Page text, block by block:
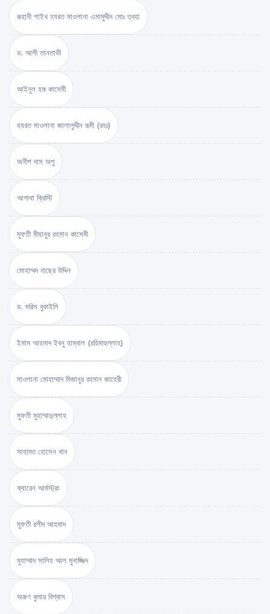
রূহানী শাইখ হযরত মাওলানা এমামুদ্দীন মোঃ ত্বহা
ড. আলী তানতাভী
আইনুল হক কাসেমী
হযরত মাওলানা জালালুদ্দীন রূমী (রহঃ)
অনীশ দাস অপু
আগাথা ক্রিস্টি
মুফতী মীযানুর রহমান কাসেমী
মোহাম্মদ নাছের উদ্দিন
ড. মরিস বুকাইলি
ইমাম আহমাদ ইবনু হাম্বাল (রহিমাহুল্লাহ)
মাওলানা মোহাম্মাদ মিজানুর রহমান জাহেরী
মুফতী মুহাম্মাদুল্লাহ
সাহাদত হোসেন খান
ক্যারেন আর্মস্ট্রং
মুফতী রশীদ আহমাদ
মুহাম্মাদ সালিহ আল মুনাজ্জিদ
অরুণ কুমার বিশ্বাস